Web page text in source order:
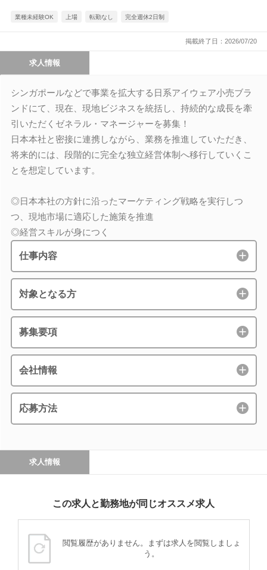
業種未経験OK 上場 転勤なし 完全週休2日制
掲載終了日：2026/07/20
求人情報
シンガポールなどで事業を拡大する日系アイウェア小売ブラ
ンドにて、現在、現地ビジネスを統括し、持続的な成長を牽
引いただくゼネラル・マネージャーを募集！
日本本社と密接に連携しながら、業務を推進していただき、
将来的には、段階的に完全な独立経営体制へ移行していくこ
とを想定しています。
◎日本本社の方針に沿ったマーケティング戦略を実行しつ
つ、現地市場に適応した施策を推進
◎経営スキルが身につく
仕事内容
対象となる方
募集要項
会社情報
応募方法
求人情報
この求人と勤務地が同じオススメ求人
閲覧履歴がありません。まずは求人を閲覧しましょ
う。